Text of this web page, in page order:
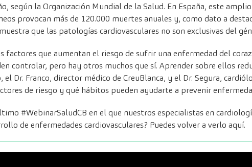
según la Organización Mundial de la Salud. En España, este
provocan más de 120.000 muertes anuales y, como dato a
que las patologías cardiovasculares no son exclusivas del
factores que aumentan el riesgo de sufrir una enfermedad del
controlar, pero hay otros muchos que sí. Aprender sobre ellos
el Dr. Franco, director médico de CreuBlanca, y el Dr. Segura,
de riesgo y qué hábitos pueden ayudarte a prevenir
#WebinarSaludCB en el que nuestros especialistas en
de enfermedades cardiovasculares? Puedes volver a verlo aquí.